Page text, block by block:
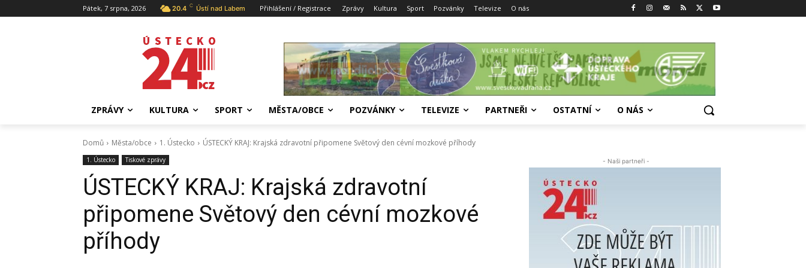
Pátek, 7 srpna, 2026 20.4 C Ústí nad Labem Přihlášení / Registrace Zprávy Kultura Sport Pozvánky Televize O nás
ZPRÁVY KULTURA SPORT MĚSTA/OBCE POZVÁNKY TELEVIZE PARTNEŘI OSTATNÍ O NÁS
Domů Města/obce 1. Ústecko ÚSTECKÝ KRAJ: Krajská zdravotní připomene Světový den cévní mozkové příhody
1. Ústecko Tiskové zprávy
ÚSTECKÝ KRAJ: Krajská zdravotní
připomene Světový den cévní mozkové
příhody
- Naši partneři -